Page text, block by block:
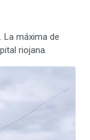
La máxima de
riojana.